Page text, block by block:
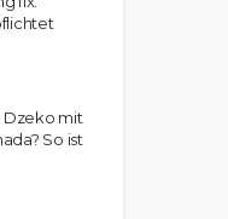
Dzeko mit
So ist